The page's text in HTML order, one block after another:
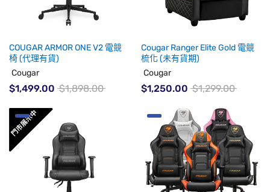
COUGAR ARMOR ONE V2 電競
椅 (代理有貨)
Cougar
$1,499.00 $1,898.00
Cougar Ranger Elite Gold 電競
梳化 (未有貨期)
Cougar
$1,250.00 $1,299.00